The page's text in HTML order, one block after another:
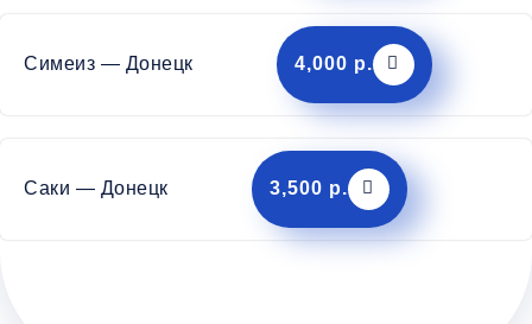
Симеиз — Донецк 4,000 р.
Саки — Донецк 3,500 р.